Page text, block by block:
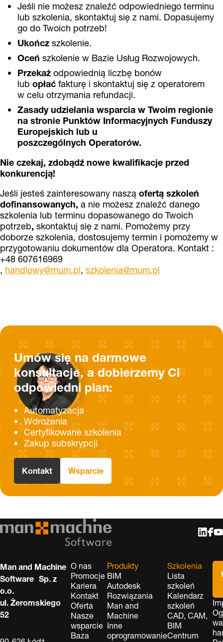
Jeśli nie możesz znaleźć odpowiedniego terminu
lub szkolenia, skontaktuj się z nami. Dopasujemy
go do Twoich potrzeb!
Ukończ szkolenie.
Oceń szkolenie w Bazie Usług Rozwojowych.
Przekaż odpowiednią liczbę bonów
lub opłać fakturę i skontaktuj się z operatorem
w celu otrzymania refundacji.
Zasady udzielania wsparcia w Twoim regionie
na stronie Punktów Informacyjnych Funduszy
Europejskich lub u
poszczególnych Operatorów.
Nie czekaj, zdobądź nowe kwalifikacje przed
konkurencją!
Jeśli jesteś zainteresowany naszą ofertą szkoleń
dofinansowanych, a nie możesz znaleźć danego
szkolenia lub terminu dopasowanego do Twoich
potrzeb, skontaktuj się z nami. Pomożemy przy
doborze szkolenia, dostosujemy termin i pomożemy w
przygotowaniu dokumentów dla Operatora. Kontakt :
+48 607616969
, handlowy@mum.pl, szkolenia@mum.pl
Umów się na darmowe
konsultacje, a dobierzemy Ci
odpowiedni plan:
Automatyzacja
Wdrożenia
Certyfikowane szkolenia
Zakup subskrypcji
Kontakt Wsparcie
Man and Machine
Software Sp. z
o.o.
ul. Żeromskiego
52
O nas
Promocje
Kariera
Kontakt
Oferta
Nasze
wsparcie
Baza
Produkty
BIM
Autodesk
Rozwiązania
Man and
Machine
Inne
oprogramowanie
Szkolenia
Lista
szkoleń
Kalendarz
szkoleń
CAD, CAM,
BIM
Centrum